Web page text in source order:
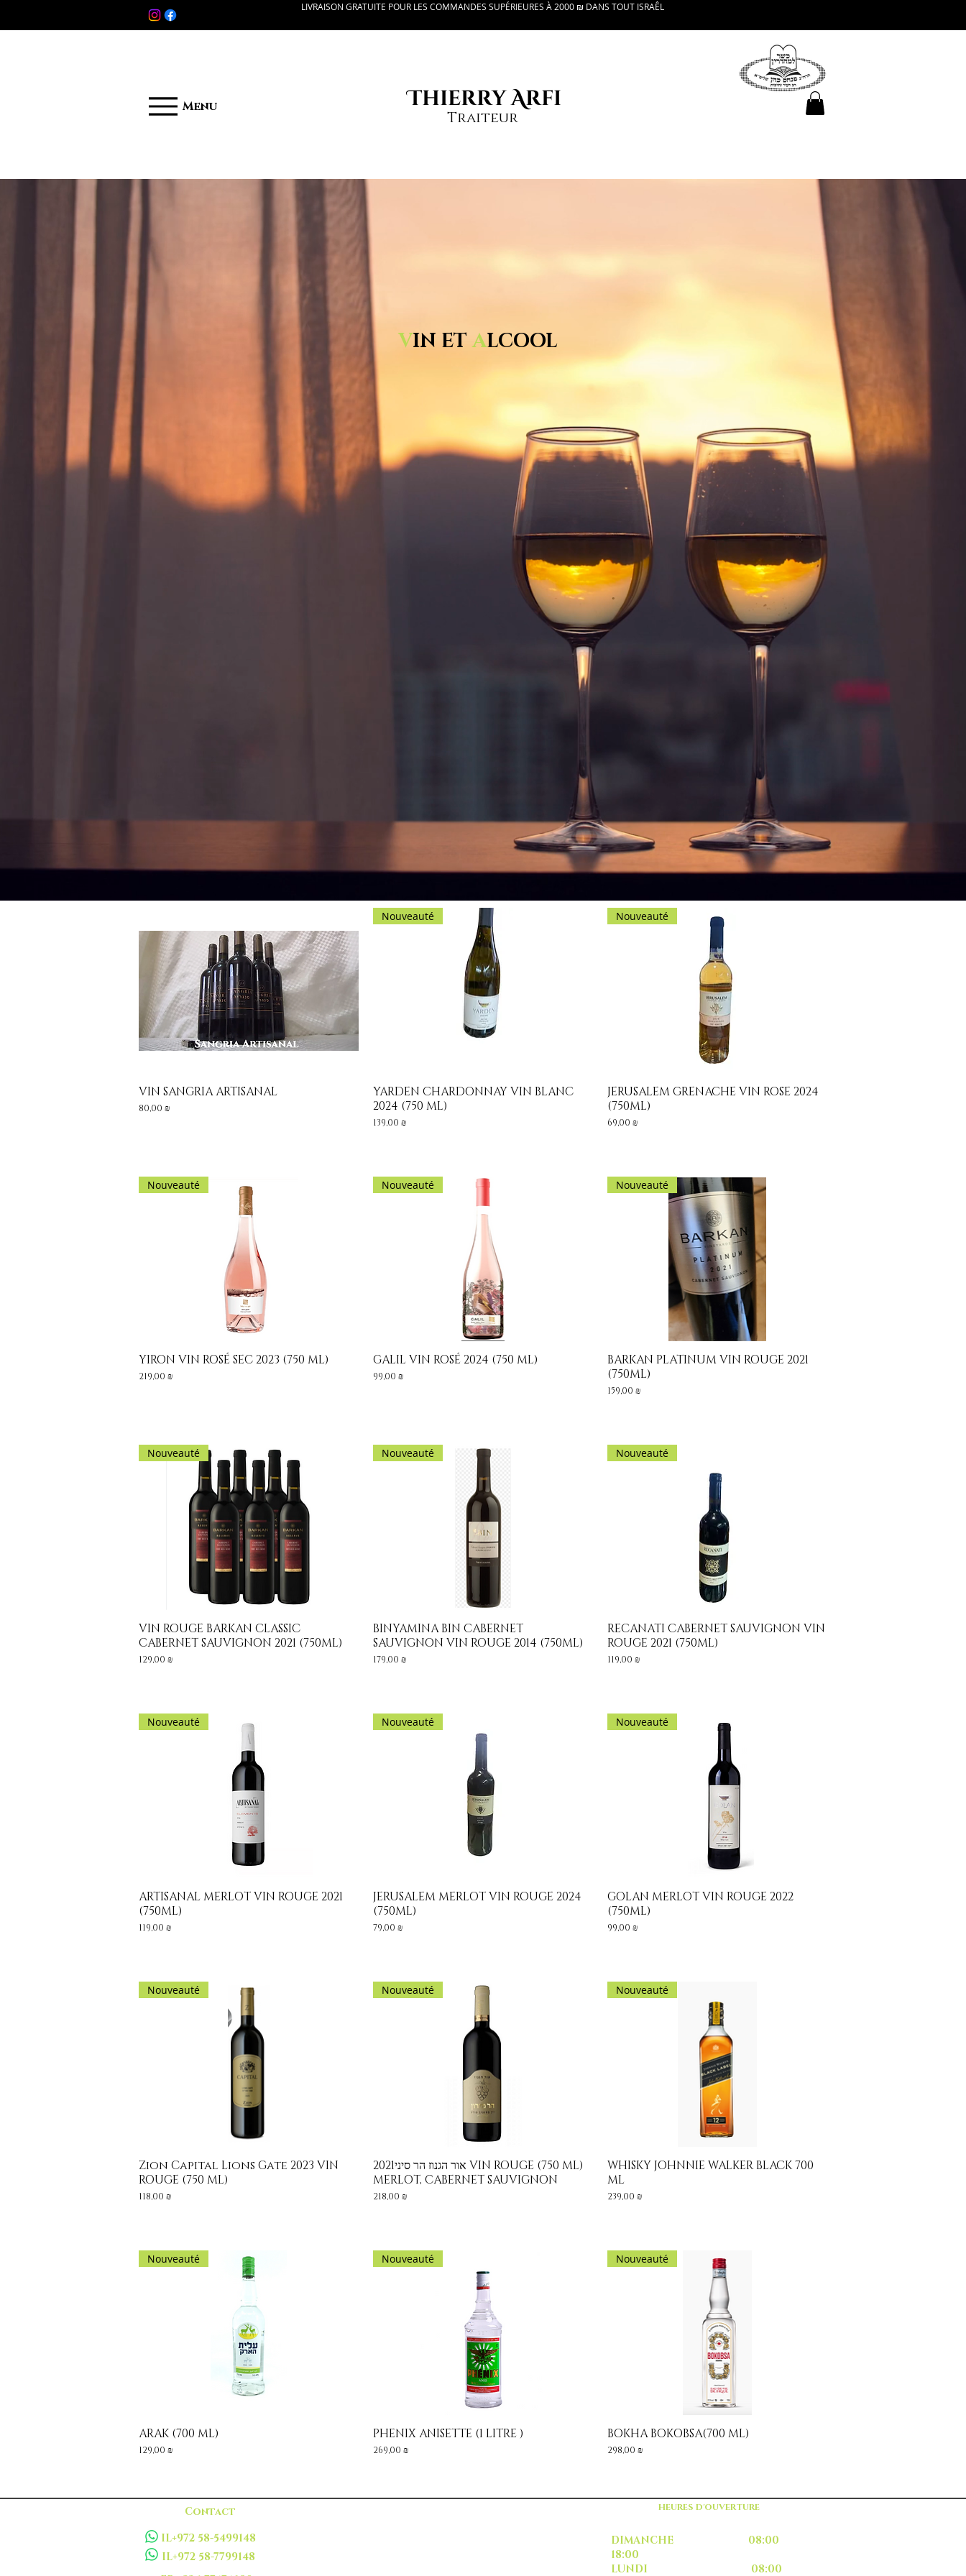
LIVRAISON GRATUITE POUR LES COMMANDES SUPÉRIEURES À 2000 ₪ DANS TOUT ISRAÊL
Menu Thierry Arfi
Traiteur
VIN ETALCOOL
Aperçu rapide
VIN SANGRIA ARTISANAL
Prix
80,00 ₪
Aperçu rapide
Nouveauté
YARDEN CHARDONNAY VIN BLANC
2024 (750 ML)
Prix
139,00 ₪
Aperçu rapide
Nouveauté
JERUSALEM GRENACHE VIN ROSE 2024
(750ML)
Prix
69,00 ₪
Aperçu rapide
Nouveauté
YIRON VIN ROSÉ SEC 2023 (750 ML)
Prix
219,00 ₪
Aperçu rapide
Nouveauté
GALIL VIN ROSÉ 2024 (750 ML)
Prix
99,00 ₪
Aperçu rapide
Nouveauté
BARKAN PLATINUM VIN ROUGE 2021
(750ML)
Prix
159,00 ₪
Aperçu rapide
Nouveauté
VIN ROUGE BARKAN CLASSIC
CABERNET SAUVIGNON 2021 (750ML)
Prix
129,00 ₪
Aperçu rapide
Nouveauté
BINYAMINA BIN CABERNET
SAUVIGNON VIN ROUGE 2014 (750ML)
Prix
179,00 ₪
Aperçu rapide
Nouveauté
RECANATI CABERNET SAUVIGNON VIN
ROUGE 2021 (750ML)
Prix
119,00 ₪
Aperçu rapide
Nouveauté
ARTISANAL MERLOT VIN ROUGE 2021
(750ML)
Prix
119,00 ₪
Aperçu rapide
Nouveauté
JERUSALEM MERLOT VIN ROUGE 2024
(750ML)
Prix
79,00 ₪
Aperçu rapide
Nouveauté
GOLAN MERLOT VIN ROUGE 2022
(750ML)
Prix
99,00 ₪
Aperçu rapide
Nouveauté
Zion Capital Lions Gate 2023 VIN
ROUGE (750 ML)
Prix
118,00 ₪
Aperçu rapide
Nouveauté
אור הגנוז הר סיני2021 VIN ROUGE (750 ML)
MERLOT, CABERNET SAUVIGNON
Prix
218,00 ₪
Aperçu rapide
Nouveauté
WHISKY JOHNNIE WALKER BLACK 700
ML
Prix
239,00 ₪
Aperçu rapide
Nouveauté
ARAK (700 ML)
Prix
129,00 ₪
Aperçu rapide
Nouveauté
PHENIX ANISETTE (1 LITRE )
Prix
269,00 ₪
Aperçu rapide
Nouveauté
BOKHA BOKOBSA(700 ML)
Prix
298,00 ₪
Contact
IL+972 58-5499148
IL+972 58-7799148
HEURES D'OUVERTURE
DIMANCHE 08:00
18:00
LUNDI 08:00